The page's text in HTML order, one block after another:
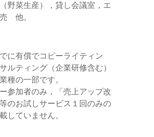
野菜生産），貸し会議室，エ
他。
に有償でコピーライティン
ルティング（企業研修含む）
種の一部です。
参加者のみ，「売上アップ改
のお試しサービス１回のみの
していません。